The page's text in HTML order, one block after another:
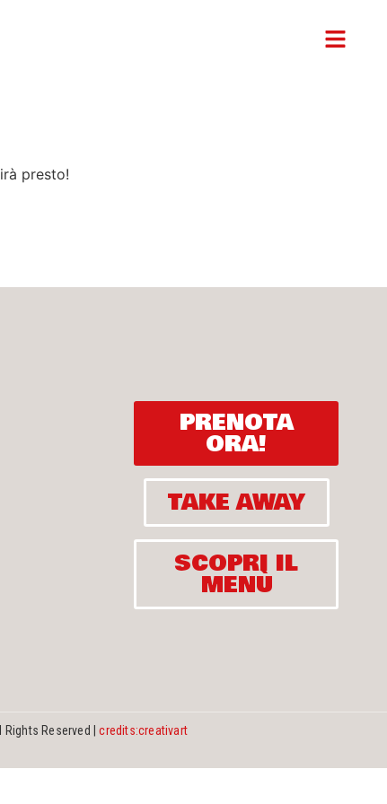
presto!
PRENOTA
ORA!
TAKE AWAY
SCOPRI IL
MENÙ
Rights Reserved |credits:creativart